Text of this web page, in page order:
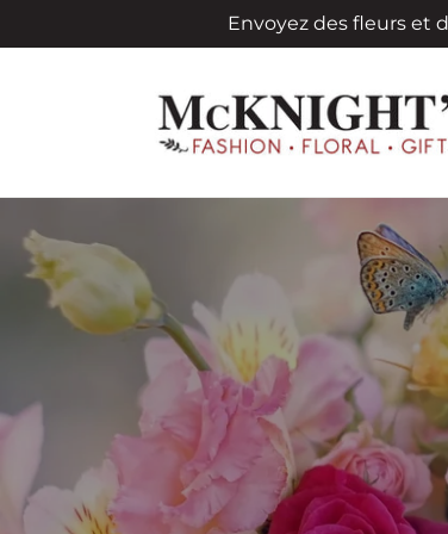
au
Envoyez des fleurs et